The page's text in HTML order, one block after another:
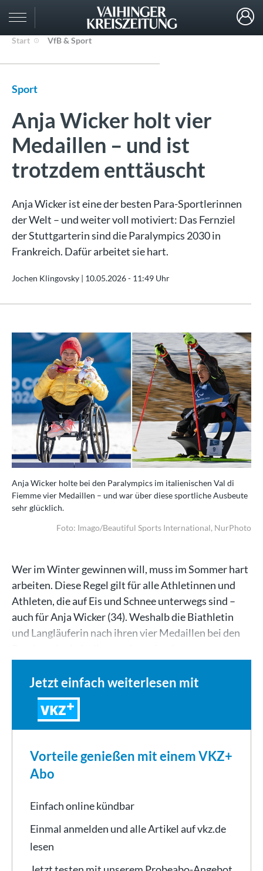
Start VfB & Sport
Sport
Anja Wicker holt vier
Medaillen – und ist
trotzdem enttäuscht
Anja Wicker ist eine der besten Para-Sportlerinnen
der Welt – und weiter voll motiviert: Das Fernziel
der Stuttgarterin sind die Paralympics 2030 in
Frankreich. Dafür arbeitet sie hart.
Jochen Klingovsky | 10.05.2026 - 11:49 Uhr
Anja Wicker holte bei den Paralympics im italienischen Val di
Fiemme vier Medaillen – und war über diese sportliche Ausbeute
sehr glücklich.
Foto: Imago/Beautiful Sports International, NurPhoto
Wer im Winter gewinnen will, muss im Sommer hart
arbeiten. Diese Regel gilt für alle Athletinnen und
Athleten, die auf Eis und Schnee unterwegs sind –
auch für Anja Wicker (34). Weshalb die Biathletin
und Langläuferin nach ihren vier Medaillen bei den
Jetzt einfach weiterlesen mit
VKZ
Vorteile genießen mit einem VKZ+
Abo
Einfach online kündbar
Einmal anmelden und alle Artikel auf vkz.de
lesen